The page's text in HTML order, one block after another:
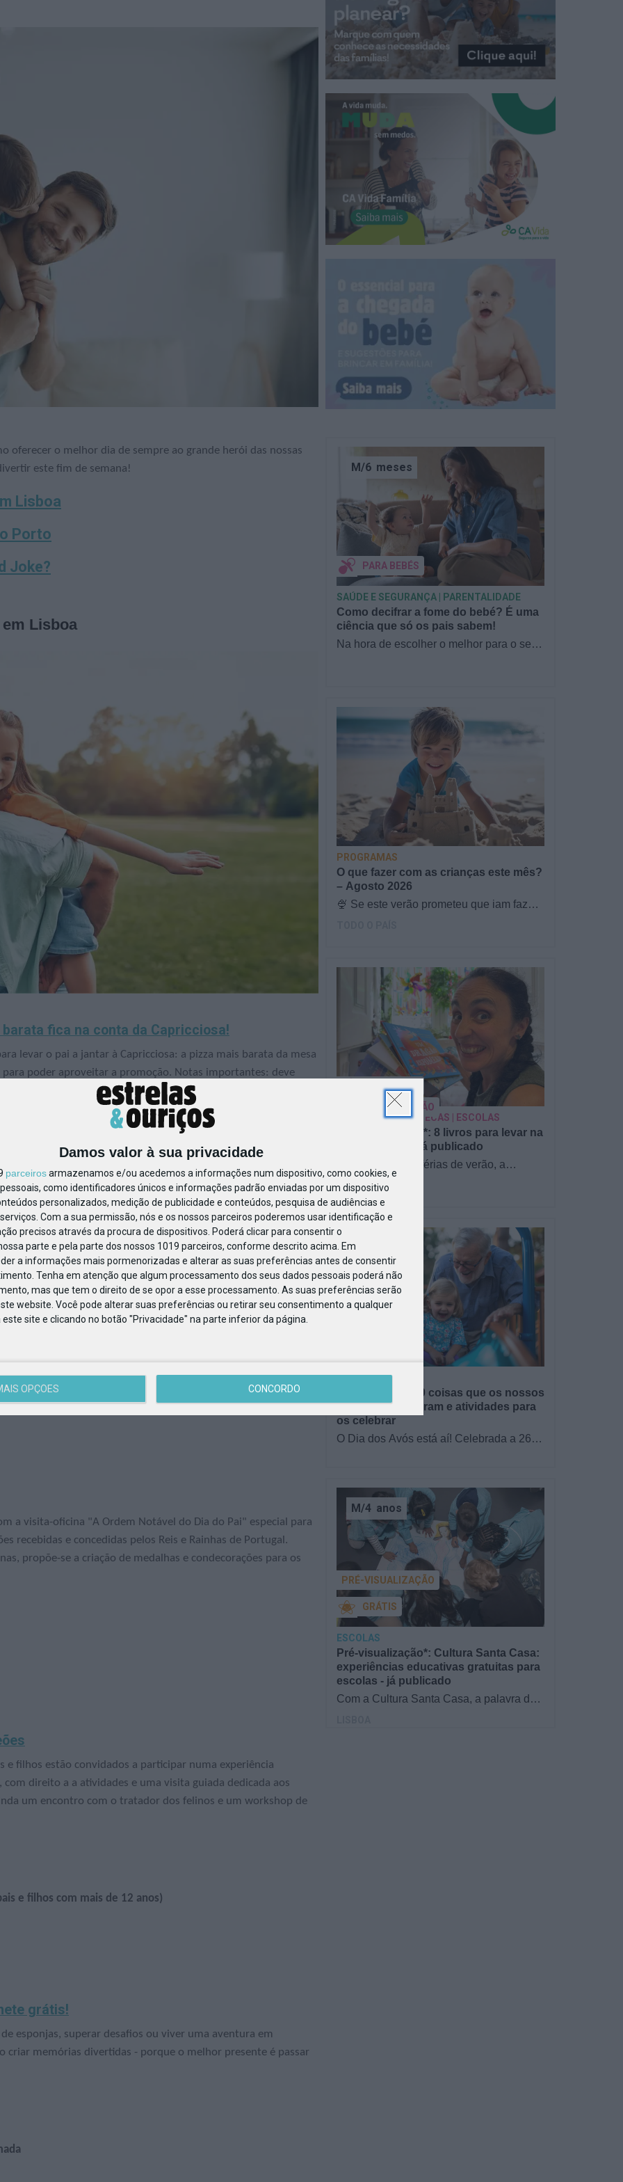
Damos valor à sua privacidade
parceirosarmazenamos e/ou acedemos a informações num dispositivo, como cookies, e
como identificadores únicos e informações padrão enviadas por um dispositivo
personalizados, medição de publicidade e conteúdos, pesquisa de audiências e
Com a sua permissão, nós e os nossos parceiros poderemos usar identificação e
precisos através da procura de dispositivos. Poderá clicar para consentir o
parte e pela parte dos nossos 1019 parceiros, conforme descrito acima. Em
a informações mais pormenorizadas e alterar as suas preferências antes de consentir
Tenha em atenção que algum processamento dos seus dados pessoais poderá não
mas que tem o direito de se opor a esse processamento. As suas preferências serão
website. Você pode alterar suas preferências ou retirar seu consentimento a qualquer
site e clicando no botão "Privacidade" na parte inferior da página.
OPÇÕES CONCORDO
oferecer o melhor dia de sempre ao grande herói das nossas
este fim de semana!
Lisboa
Porto
Joke?
Lisboa
fica na conta da Capricciosa!
levar o pai a jantar à Capricciosa: a pizza mais barata da mesa
para poder aproveitar a promoção. Notas importantes: deve
de crianças, mas tem sempre de levar pelo menos um
uma pizza por mesa!
ideal para levar o pai a conhecer o habitat renovado dos
pais e filhos vão explorar, juntos, milhares de animais
especial que fica na memória.
a visita-oficina "A Ordem Notável do Dia do Pai" especial para
recebidas e concedidas pelos Reis e Rainhas de Portugal.
propõe-se a criação de medalhas e condecorações para os
e filhos estão convidados a participar numa experiência
direito a a atividades e uma visita guiada dedicada aos
um encontro com o tratador dos felinos e um workshop de
e filhos com mais de 12 anos)
grátis!
esponjas, superar desafios ou viver uma aventura em
criar memórias divertidas - porque o melhor presente é passar
Como decifrar a fome do bebé? É uma
ciência que só os pais sabem!
Na hora de escolher o melhor para o seu
M/6 meses
PARA BEBÉS
SAÚDE E SEGURANÇA | PARENTALIDADE
O que fazer com as crianças este mês?
– Agosto 2026
🍨 Se este verão prometeu que iam fazer
PROGRAMAS
Pré-visualização*: 8 livros para levar na
mala de férias - já publicado
Para celebrar as férias de verão, a
Estrelas & Ouriços fez uma parceria com
a Sofia Vieira, da livraria…
PARA BEBÉS
PRÉ-VISUALIZAÇÃO
CONTOS E BIBLIOTECAS | ESCOLAS
Dia dos Avós: 10 coisas que os nossos
avós nos ensinaram e atividades para
os celebrar
O Dia dos Avós está aí! Celebrada a 26
BRINCAR
Pré-visualização*: Cultura Santa Casa:
experiências educativas gratuitas para
escolas - já publicado
Com a Cultura Santa Casa, a palavra de
M/4 anos
GRÁTIS
PRÉ-VISUALIZAÇÃO
ESCOLAS